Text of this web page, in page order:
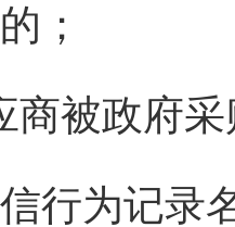
；
商被政府
行为记录